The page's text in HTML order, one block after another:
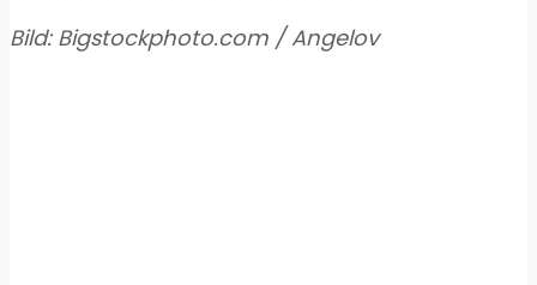
Bild: Bigstockphoto.com / Angelov